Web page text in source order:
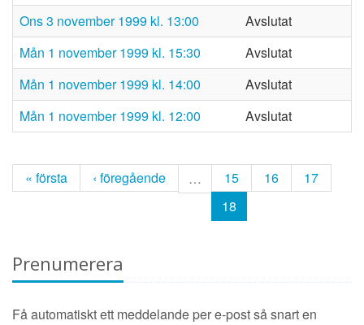
ons 3 november 1999 kl. 13:00
Avslutat
mån 1 november 1999 kl. 15:30
Avslutat
mån 1 november 1999 kl. 14:00
Avslutat
mån 1 november 1999 kl. 12:00
Avslutat
« första ‹ föregående … 15 16
17
18
Prenumerera
Få automatiskt ett meddelande per e-post så snart en